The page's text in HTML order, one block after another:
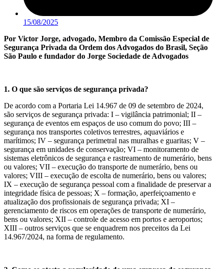
15/08/2025
Por Victor Jorge, advogado, Membro da Comissão Especial de
Segurança Privada da Ordem dos Advogados do Brasil, Seção
São Paulo e fundador do Jorge Sociedade de Advogados
1. O que são serviços de segurança privada?
De acordo com a Portaria Lei 14.967 de 09 de setembro de 2024,
são serviços de segurança privada: I – vigilância patrimonial; II –
segurança de eventos em espaços de uso comum do povo; III –
segurança nos transportes coletivos terrestres, aquaviários e
marítimos; IV – segurança perimetral nas muralhas e guaritas; V –
segurança em unidades de conservação; VI – monitoramento de
sistemas eletrônicos de segurança e rastreamento de numerário, bens
ou valores; VII – execução do transporte de numerário, bens ou
valores; VIII – execução de escolta de numerário, bens ou valores;
IX – execução de segurança pessoal com a finalidade de preservar a
integridade física de pessoas; X – formação, aperfeiçoamento e
atualização dos profissionais de segurança privada; XI –
gerenciamento de riscos em operações de transporte de numerário,
bens ou valores; XII – controle de acesso em portos e aeroportos;
XIII – outros serviços que se enquadrem nos preceitos da Lei
14.967/2024, na forma de regulamento.